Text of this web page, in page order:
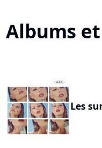
Albums
Les